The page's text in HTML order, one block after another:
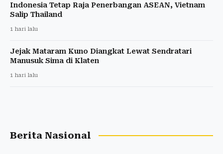
Indonesia Tetap Raja Penerbangan ASEAN, Vietnam
Salip Thailand
1 hari lalu
Jejak Mataram Kuno Diangkat Lewat Sendratari
Manusuk Sima di Klaten
1 hari lalu
Berita Nasional